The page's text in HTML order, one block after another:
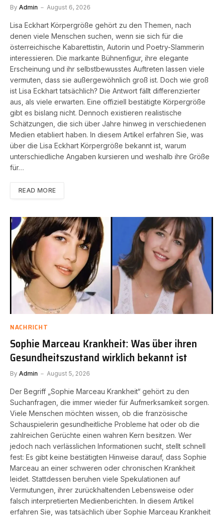
By Admin August 6, 2026
Lisa Eckhart Körpergröße gehört zu den Themen, nach
denen viele Menschen suchen, wenn sie sich für die
österreichische Kabarettistin, Autorin und Poetry-Slammerin
interessieren. Die markante Bühnenfigur, ihre elegante
Erscheinung und ihr selbstbewusstes Auftreten lassen viele
vermuten, dass sie außergewöhnlich groß ist. Doch wie groß
ist Lisa Eckhart tatsächlich? Die Antwort fällt differenzierter
aus, als viele erwarten. Eine offiziell bestätigte Körpergröße
gibt es bislang nicht. Dennoch existieren realistische
Schätzungen, die sich über Jahre hinweg in verschiedenen
Medien etabliert haben. In diesem Artikel erfahren Sie, was
über die Lisa Eckhart Körpergröße bekannt ist, warum
unterschiedliche Angaben kursieren und weshalb ihre Größe
für…
READ MORE
NACHRICHT
Sophie Marceau Krankheit: Was über ihren
Gesundheitszustand wirklich bekannt ist
By Admin August 5, 2026
Der Begriff „Sophie Marceau Krankheit“ gehört zu den
Suchanfragen, die immer wieder für Aufmerksamkeit sorgen.
Viele Menschen möchten wissen, ob die französische
Schauspielerin gesundheitliche Probleme hat oder ob die
zahlreichen Gerüchte einen wahren Kern besitzen. Wer
jedoch nach verlässlichen Informationen sucht, stellt schnell
fest: Es gibt keine bestätigten Hinweise darauf, dass Sophie
Marceau an einer schweren oder chronischen Krankheit
leidet. Stattdessen beruhen viele Spekulationen auf
Vermutungen, ihrer zurückhaltenden Lebensweise oder
falsch interpretierten Medienberichten. In diesem Artikel
erfahren Sie, was tatsächlich über Sophie Marceau Krankheit